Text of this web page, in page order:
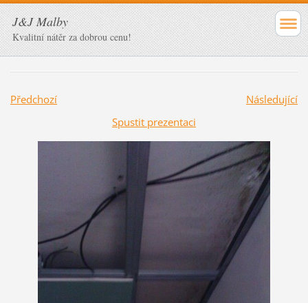
J&J Malby
Kvalitní nátěr za dobrou cenu!
Předchozí
Následující
Spustit prezentaci